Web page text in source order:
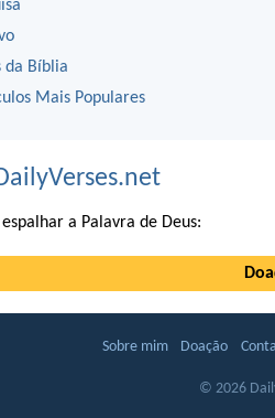
da Bíblia
Mais Populares
a Palavra de Deus:
Sobre mim Doação
© 2026